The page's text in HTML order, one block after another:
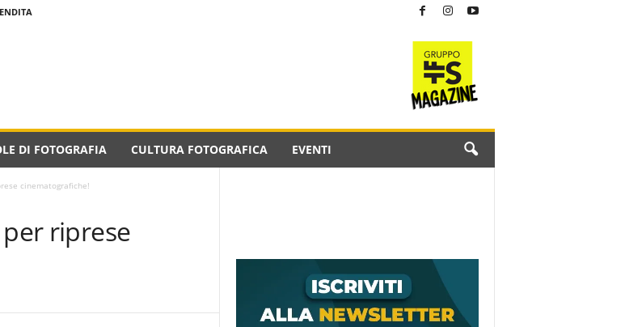
DI FOTOGRAFIA CULTURA FOTOGRAFICA EVENTI
cinematografiche!
riprese